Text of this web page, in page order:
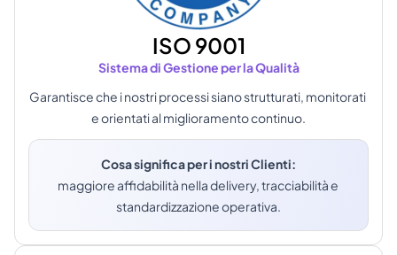
ISO 9001
Sistema di Gestione per la Qualità
Garantisce che i nostri processi siano strutturati, monitorati
e orientati al miglioramento continuo.
Cosa significa per i nostri Clienti:
maggiore affidabilità nella delivery, tracciabilità e
standardizzazione operativa.